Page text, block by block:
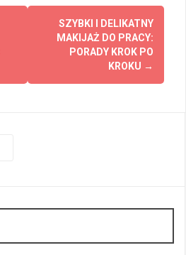
SZYBKI I DELIKATNY
MAKIJAŻ DO PRACY:
PORADY KROK PO
KROKU →